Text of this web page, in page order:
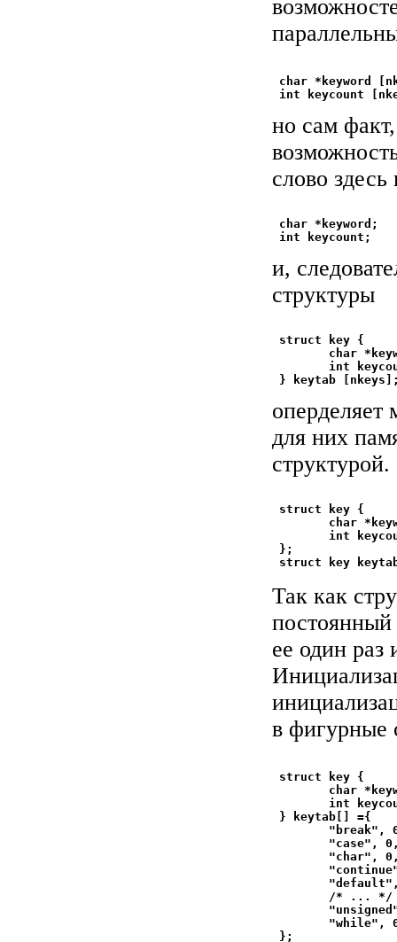
char *keyword
но сам
слово
char *keyword;
и,
структуры
struct key {
char
int
оперделяет
для них
struct key {
char
int
};
Так как
постоянный
ее один раз
в фигурные
struct key {
char
int
} keytab[] ={
"break",
"case",
"char",
        /* ... */
"while",